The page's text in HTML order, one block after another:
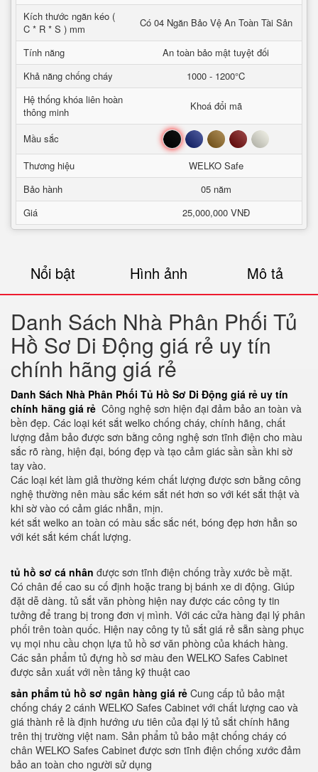
Kích thước ngăn kéo (
C * R * S ) mm
Có 04 Ngăn Bảo Vệ An Toàn Tài Sản
Tính năng
An toàn bảo mật tuyệt đối
Khả năng chống cháy
1000 - 1200°C
Hệ thống khóa liên hoàn
thông minh
Khoá đổi mã
Mầu sắc Đen Xanh Nâu Đỏ Trắng
Thương hiệu
WELKO Safe
Bảo hành
05 năm
Giá
25,000,000 VNĐ
Nổi bật Hình ảnh Mô tả
Danh Sách Nhà Phân Phối Tủ
Hồ Sơ Di Động giá rẻ uy tín
chính hãng giá rẻ
Danh Sách Nhà Phân Phối Tủ Hồ Sơ Di Động giá rẻ uy tín
chính hãng giá rẻ Công nghệ sơn hiện đại đảm bảo an toàn và
bền đẹp. Các loại két sắt welko chống cháy, chính hãng, chất
lượng đảm bảo được sơn bằng công nghệ sơn tĩnh điện cho màu
sắc rõ ràng, hiện đại, bóng đẹp và tạo cảm giác sần sần khi sờ
tay vào.
Các loại két làm giả thường kém chất lượng được sơn bằng công
nghệ thường nên màu sắc kém sắt nét hơn so với két sắt thật và
khi sờ vào có cảm giác nhẵn, mịn.
két sắt welko an toàn có màu sắc sắc nét, bóng đẹp hơn hẳn so
với két sắt kém chất lượng.
tủ hồ sơ cá nhân được sơn tĩnh điện chống trầy xước bề mặt.
Có chân đế cao su cố định hoặc trang bị bánh xe di động. Giúp
đặt dễ dàng. tủ sắt văn phòng hiện nay được các công ty tin
tưởng để trang bị trong đơn vị mình. Với các cửa hàng đại lý phân
phối trên toàn quốc. Hiện nay công ty tủ sắt giá rẻ sẵn sàng phục
vụ mọi nhu cầu chọn lựa tủ hồ sơ văn phòng của khách hàng.
Các sản phẩm tủ đựng hồ sơ màu đen WELKO Safes Cabinet
được sản xuất với nền tảng kỹ thuật cao
sản phẩm tủ hồ sơ ngân hàng giá rẻ Cung cấp tủ bảo mật
chống cháy 2 cánh WELKO Safes Cabinet với chất lượng cao và
giá thành rẻ là định hướng ưu tiên của đại lý tủ sắt chính hãng
trên thị trường việt nam. Sản phẩm tủ bảo mật chống cháy có
chân WELKO Safes Cabinet được sơn tĩnh điện chống xước đảm
bảo an toàn cho người sử dụng